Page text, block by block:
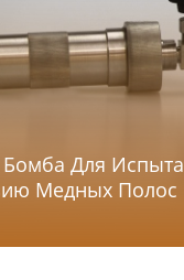
Для
Медных Полос